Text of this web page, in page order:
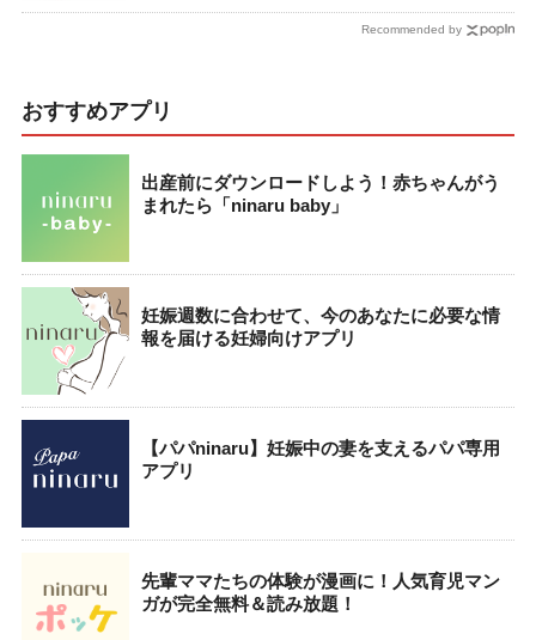
Recommended by
おすすめアプリ
出産前にダウンロードしよう！赤ちゃんがう
まれたら「ninaru baby」
妊娠週数に合わせて、今のあなたに必要な情
報を届ける妊婦向けアプリ
【パパninaru】妊娠中の妻を支えるパパ専用
アプリ
先輩ママたちの体験が漫画に！人気育児マン
ガが完全無料＆読み放題！